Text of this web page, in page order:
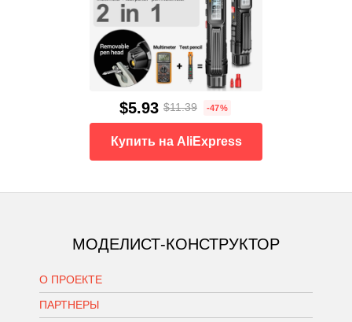
$5.93 $11.39 -47%
Купить на AliExpress
МОДЕЛИСТ-КОНСТРУКТОР
О ПРОЕКТЕ
ПАРТНЕРЫ